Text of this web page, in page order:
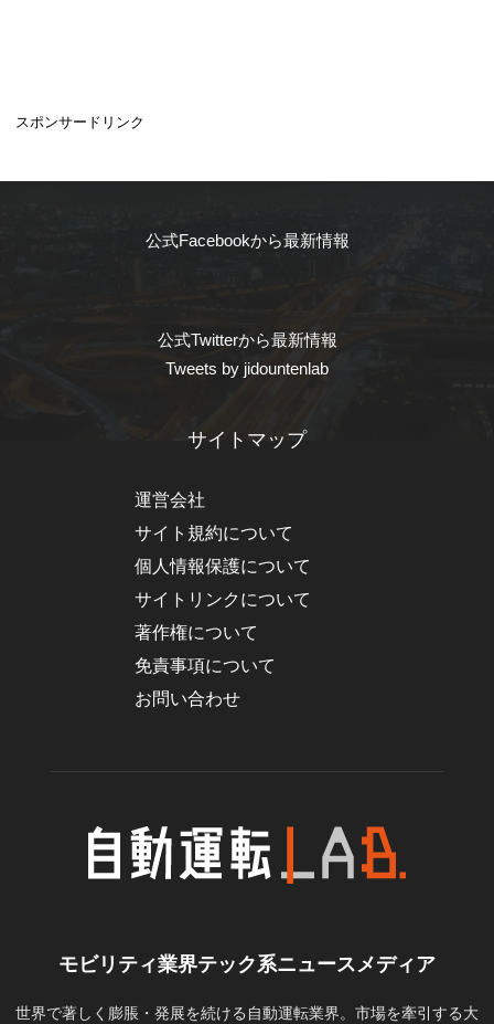
スポンサードリンク
公式Facebookから最新情報
公式Twitterから最新情報
Tweets by jidountenlab
サイトマップ
運営会社
サイト規約について
個人情報保護について
サイトリンクについて
著作権について
免責事項について
お問い合わせ
モビリティ業界テック系ニュースメディア
世界で著しく膨脹・発展を続ける自動運転業界。市場を牽引する大